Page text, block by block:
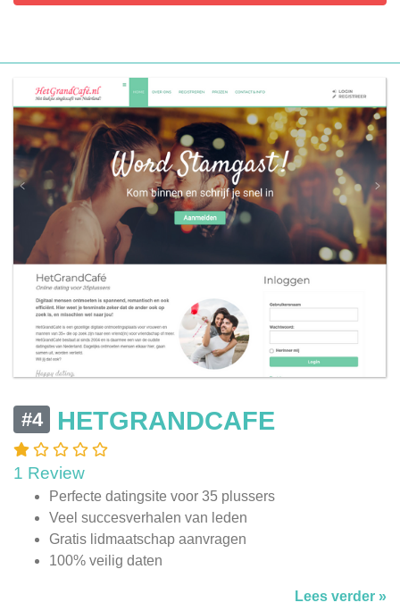
#4 HETGRANDCAFE
1 Review
Perfecte datingsite voor 35 plussers
Veel succesverhalen van leden
Gratis lidmaatschap aanvragen
100% veilig daten
Lees verder »